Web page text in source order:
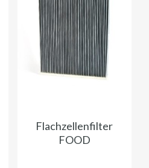
Flachzellenfilter
FOOD